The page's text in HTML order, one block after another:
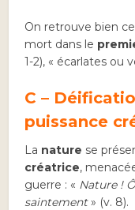
On retrouve bien
mort dans le
1-2), « écarlates ou
C –
puissance
La nature se
créatrice,
guerre : « Nature !
saintement» (v. 8).